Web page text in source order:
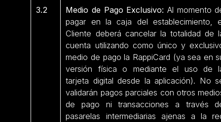
3.2 Medio de Pago Exclusivo: Al momento
pagar en la caja del establecimiento,
Cliente deberá cancelar la totalidad de
cuenta utilizando como único y
medio de pago la RappiCard (ya sea en
versión física o mediante el uso de
tarjeta digital desde la aplicación). No
validarán pagos parciales con otros
de pago ni transacciones a través
pasarelas intermediarias ajenas a la